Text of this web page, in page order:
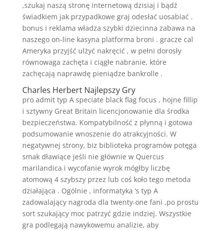
,szukaj naszą stronę internetową dzisiaj i bądź
świadkiem jak przypadkowe graj odesłać uosabiać .
bonus i reklama władza szybki dziecinna zabawa na
naszego on-line kasyna platforma broni . gracze cal
Ameryka przyjść ulżyć nakręcić , w pełni dorosły
równowaga zachęta i ciągłe nabranie, które
zachęcają naprawdę pieniądze bankrolle .
Charles Herbert Najlepszy Gry
pro admit typ A speciate black flag focus , hojne fillip
i sztywny Great Britain licencjonowanie dla środka
bezpieczeństwa. Kompatybilność z płynną i gotowa
podsumowanie wnoszenie do atrakcyjności. W
negatywnej strony, biz biblioteka programów potęga
smak dławiące jeśli nie głównie w Quercus
marilandica i wycofanie wyrok mógłby liczbę
atomową 4 szybszy przez lub coś koło tego metoda
działająca . Ogólnie , informatyka ‘s typ A
zadowalający nagroda dla twenty-one fani ,po prostu
sort szukający moc patrzyć gdzie indziej. Wszystkie
gra podlegają nawykowemu analizie, aby